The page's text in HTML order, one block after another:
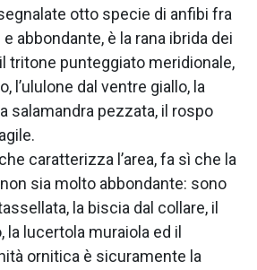
otto specie di anfibi fra
abbondante, è la rana ibrida dei
tritone punteggiato meridionale,
l’ululone dal ventre giallo, la
salamandra pezzata, il rospo
caratterizza l’area, fa sì che la
sia molto abbondante: sono
la biscia dal collare, il
la lucertola muraiola ed il
ornitica è sicuramente la